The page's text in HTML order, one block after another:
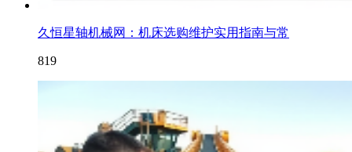
久恒星轴机械网：机床选购维护实用指南与常
819